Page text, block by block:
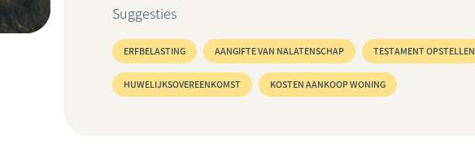
Suggesties
ERFBELASTING AANGIFTE VAN NALATENSCHAP TESTAMENT OPSTELLEN
HUWELIJKSOVEREENKOMST KOSTEN AANKOOP WONING